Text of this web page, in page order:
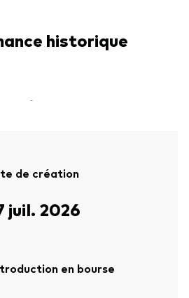
historique
-
de création
juil. 2026
en bourse